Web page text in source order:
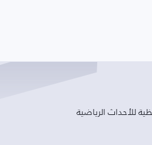
للأحداث الرياضية